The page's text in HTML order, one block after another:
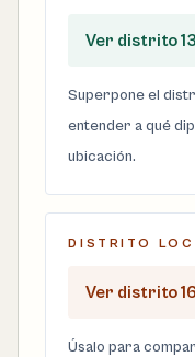
Ver distrito 13
Superpone el
entender a qué
ubicación.
DISTRITO
Ver distrito 16
Úsalo para